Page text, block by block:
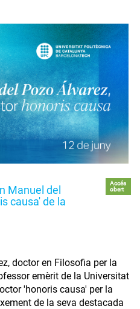
Manuel del
causa' de la
Accés
obert
doctor en Filosofia per la
emèrit de la Universitat
'honoris causa' per la
de la seva destacada